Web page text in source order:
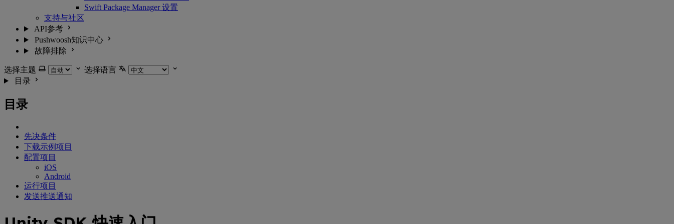
Swift Package Manager 设置
支持与社区
API参考
Pushwoosh知识中心
故障排除
选择主题
选择语言
目录
目录
先决条件
下载示例项目
配置项目
iOS
Android
运行项目
发送推送通知